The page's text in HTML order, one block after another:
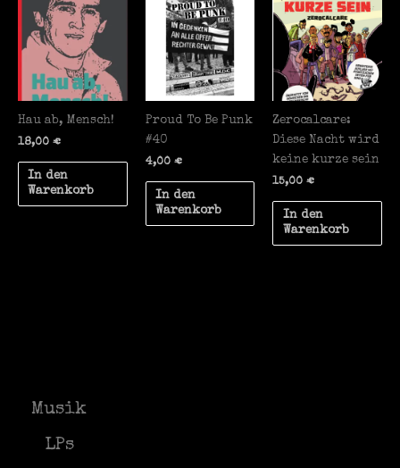
Musik
LPs
Hau ab, Mensch!
18,00 €
In den
Warenkorb
Proud To Be Punk
#40
4,00 €
In den
Warenkorb
Zerocalcare:
Diese Nacht wird
keine kurze sein
15,00€
In den
Warenkorb